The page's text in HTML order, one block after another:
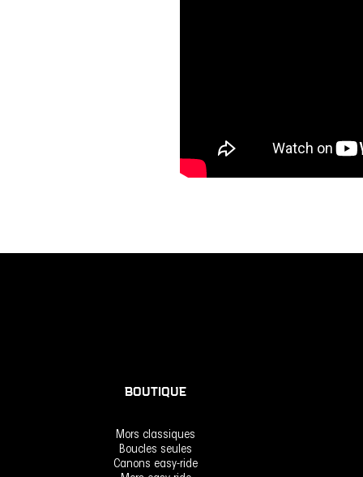
BOUTIQUE
Mors classiques
Boucles seules
Canons easy-ride